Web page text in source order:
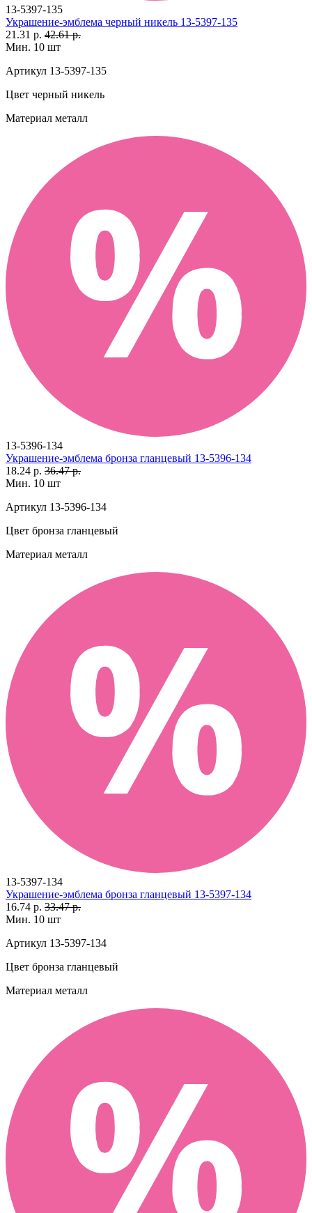
13-5397-135
Украшение-эмблема черный никель 13-5397-135
21.31 р. 42.61 р.
Мин. 10 шт
Артикул 13-5397-135
Цвет черный никель
Материал металл
13-5396-134
Украшение-эмблема бронза гланцевый 13-5396-134
18.24 р. 36.47 р.
Мин. 10 шт
Артикул 13-5396-134
Цвет бронза гланцевый
Материал металл
13-5397-134
Украшение-эмблема бронза гланцевый 13-5397-134
16.74 р. 33.47 р.
Мин. 10 шт
Артикул 13-5397-134
Цвет бронза гланцевый
Материал металл